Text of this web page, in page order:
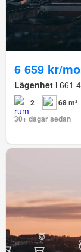
6 659 kr/
Lägenhet i 661
2
68 m²
30+ dagar sedan